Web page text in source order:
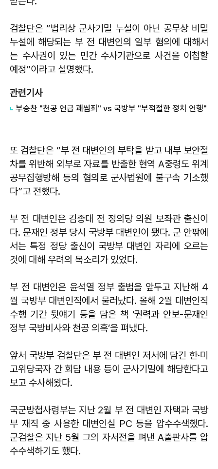
검찰단은 “법리상 군사기밀 누설이 아닌 공무상 비밀
누설에 해당되는 부 전 대변인의 일부 혐의에 대해서
는 수사권이 있는 민간 수사기관으로 사건을 이첩할
예정”이라고 설명했다.
관련기사
​​부승찬 "천공 언급 괘씸죄" vs 국방부 "부적절한 정치 언행"
또 검찰단은 “부 전 대변인의 부탁을 받고 내부 보안절
차를 위반해 외부로 자료를 반출한 현역 A중령도 위계
공무집행방해 등의 혐의로 군사법원에 불구속 기소했
다”고 전했다.
부 전 대변인은 김종대 전 정의당 의원 보좌관 출신이
다. 문재인 정부 당시 국방부 대변인이 됐다. 군 안팎에
서는 특정 정당 출신이 국방부 대변인 자리에 오르는
것에 대해 우려의 목소리가 있었다.
부 전 대변인은 윤석열 정부 출범을 앞두고 지난해 4
월 국방부 대변인직에서 물러났다. 올해 2월 대변인직
수행 기간 뒷얘기 등을 담은 책 ‘권력과 안보-문재인
정부 국방비사와 천공 의혹’을 펴냈다.
앞서 국방부 검찰단은 부 전 대변인 저서에 담긴 한·미
고위당국자 간 회담 내용 등이 군사기밀에 해당한다고
보고 수사해왔다.
국군방첩사령부는 지난 2월 부 전 대변인 자택과 국방
부 재직 중 사용한 대변인실 PC 등을 압수수색했다.
군검찰은 지난 5월 그의 자서전을 펴낸 A출판사를 압
수수색하기도 했다.